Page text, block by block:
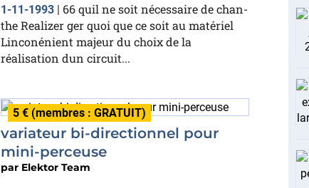
1-11-1993 | 66 quil ne soit nécessaire de chan-
the Realizer ger quoi que ce soit au matériel
Linconénient majeur du choix de la
réalisation dun circuit...
5 € (membres : GRATUIT)
variateur bi-directionnel pour
mini-perceuse
par Elektor Team